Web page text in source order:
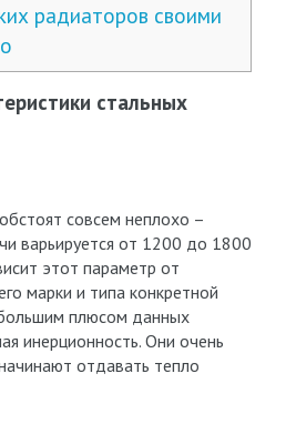
радиаторов своими
стальных
совсем неплохо –
варьируется от 1200 до 1800
этот параметр от
марки и типа конкретной
плюсом данных
инерционность. Они очень
отдавать тепло